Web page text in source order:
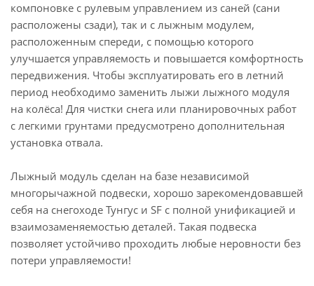
компоновке с рулевым управлением из саней (сани
расположены сзади), так и с лыжным модулем,
расположенным спереди, с помощью которого
улучшается управляемость и повышается комфортность
передвижения. Чтобы эксплуатировать его в летний
период необходимо заменить лыжи лыжного модуля
на колёса! Для чистки снега или планировочных работ
с легкими грунтами предусмотрено дополнительная
установка отвала.
Лыжный модуль сделан на базе независимой
многорычажной подвески, хорошо зарекомендовавшей
себя на снегоходе Тунгус и SF с полной унификацией и
взаимозаменяемостью деталей. Такая подвеска
позволяет устойчиво проходить любые неровности без
потери управляемости!